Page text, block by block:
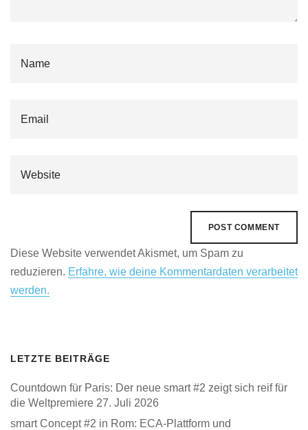
Diese Website verwendet Akismet, um Spam zu
reduzieren. Erfahre, wie deine Kommentardaten verarbeitet
werden.
LETZTE BEITRÄGE
Countdown für Paris: Der neue smart #2 zeigt sich reif für
die Weltpremiere 27. Juli 2026
smart Concept #2 in Rom: ECA-Plattform und